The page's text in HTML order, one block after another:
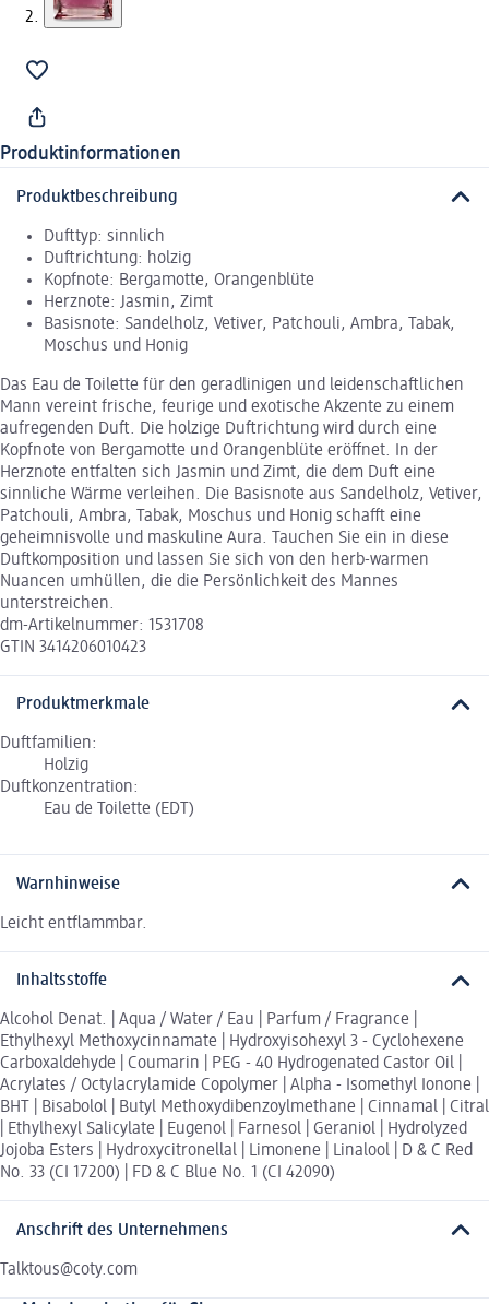
Produktinformationen
Produktbeschreibung
Dufttyp: sinnlich
Duftrichtung: holzig
Kopfnote: Bergamotte, Orangenblüte
Herznote: Jasmin, Zimt
Basisnote: Sandelholz, Vetiver, Patchouli, Ambra, Tabak,
Moschus und Honig
Das Eau de Toilette für den geradlinigen und leidenschaftlichen
Mann vereint frische, feurige und exotische Akzente zu einem
aufregenden Duft. Die holzige Duftrichtung wird durch eine
Kopfnote von Bergamotte und Orangenblüte eröffnet. In der
Herznote entfalten sich Jasmin und Zimt, die dem Duft eine
sinnliche Wärme verleihen. Die Basisnote aus Sandelholz, Vetiver,
Patchouli, Ambra, Tabak, Moschus und Honig schafft eine
geheimnisvolle und maskuline Aura. Tauchen Sie ein in diese
Duftkomposition und lassen Sie sich von den herb-warmen
Nuancen umhüllen, die die Persönlichkeit des Mannes
unterstreichen.
dm-Artikelnummer: 1531708
GTIN 3414206010423
Produktmerkmale
Duftfamilien:
Holzig
Duftkonzentration:
Eau de Toilette (EDT)
Warnhinweise
Leicht entflammbar.
Inhaltsstoffe
Alcohol Denat. | Aqua / Water / Eau | Parfum / Fragrance |
Ethylhexyl Methoxycinnamate | Hydroxyisohexyl 3 - Cyclohexene
Carboxaldehyde | Coumarin | PEG - 40 Hydrogenated Castor Oil |
Acrylates / Octylacrylamide Copolymer | Alpha - Isomethyl Ionone |
BHT | Bisabolol | Butyl Methoxydibenzoylmethane | Cinnamal | Citral
| Ethylhexyl Salicylate | Eugenol | Farnesol | Geraniol | Hydrolyzed
Jojoba Esters | Hydroxycitronellal | Limonene | Linalool | D & C Red
No. 33 (CI 17200) | FD & C Blue No. 1 (CI 42090)
Anschrift des Unternehmens
Talktous@coty.com